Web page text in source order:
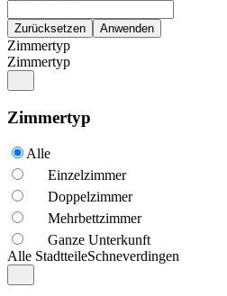
Zimmertyp
Zimmertyp
Zimmertyp
Alle
Einzelzimmer
Doppelzimmer
Mehrbettzimmer
Ganze Unterkunft
Alle StadtteileSchneverdingen